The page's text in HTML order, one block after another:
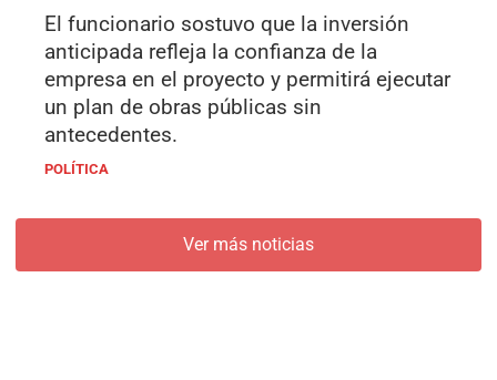
El funcionario sostuvo que la inversión
anticipada refleja la confianza de la
empresa en el proyecto y permitirá ejecutar
un plan de obras públicas sin
antecedentes.
POLÍTICA
Ver más noticias